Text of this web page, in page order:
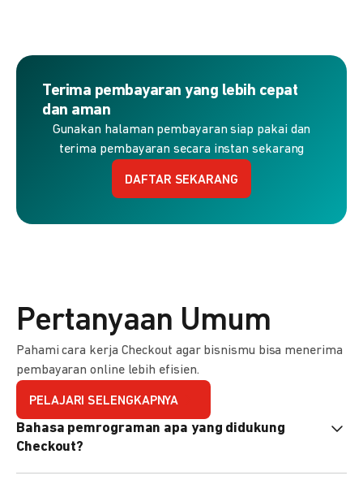
Terima pembayaran yang lebih cepat
dan aman
Gunakan halaman pembayaran siap pakai dan
terima pembayaran secara instan sekarang
DAFTAR SEKARANG
Pertanyaan Umum
Pahami cara kerja Checkout agar bisnismu bisa menerima
pembayaran online lebih efisien.
PELAJARI SELENGKAPNYA
Bahasa pemrograman apa yang didukung
Checkout?